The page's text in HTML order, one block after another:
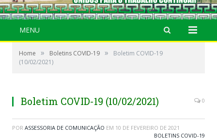
MENU
Home » Boletins COVID-19 »
Boletim COVID-19
(10/02/2021)
Boletim COVID-19 (10/02/2021) 0
POR ASSESSORIA DE COMUNICAÇÃO EM 10 DE FEVEREIRO DE 2021
BOLETINS COVID-19